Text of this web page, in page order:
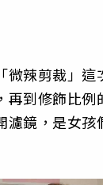
微辣剪裁」這
再到修飾比例
濾鏡，是女孩